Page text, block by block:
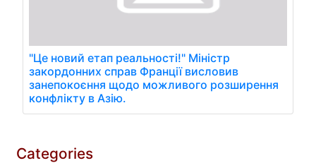
"Це новий етап реальності!" Міністр
закордонних справ Франції висловив
занепокоєння щодо можливого розширення
конфлікту в Азію.
Categories